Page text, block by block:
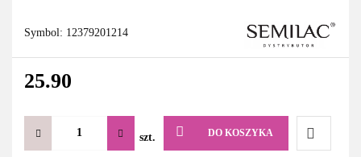
Symbol: 12379201214
25.90
szt. DO KOSZYKA